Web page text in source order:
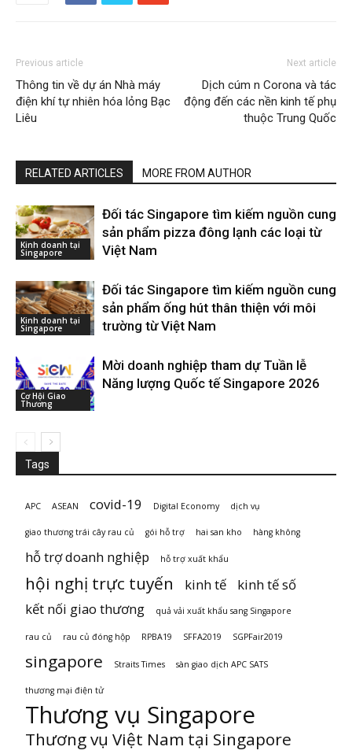
Previous article
Thông tin về dự án Nhà máy
điện khí tự nhiên hóa lỏng Bạc
Liêu
Next article
Dịch cúm n Corona và tác
động đến các nền kinh tế phụ
thuộc Trung Quốc
RELATED ARTICLES MORE FROM AUTHOR
Kinh doanh tại
Singapore
Đối tác Singapore tìm kiếm nguồn cung
sản phẩm pizza đông lạnh các loại từ
Việt Nam
Kinh doanh tại
Singapore
Đối tác Singapore tìm kiếm nguồn cung
sản phẩm ống hút thân thiện với môi
trường từ Việt Nam
Cơ Hội Giao
Thương
Mời doanh nghiệp tham dự Tuần lễ
Năng lượng Quốc tế Singapore 2026
Tags
APC ASEAN covid-19 Digital Economy dịch vụ
giao thương trái cây rau củ gói hỗ trợ hai san kho hàng không
hỗ trợ doanh nghiệp hỗ trợ xuất khẩu
hội nghị trực tuyến kinh tế
kinh tế số
kết nối giao thương
quả vải xuất khẩu sang Singapore
rau củ rau củ đóng hộp RPBA19 SFFA2019 SGPFair2019
singapore Straits Times sàn giao dịch APC SATS
thương mại điện tử
Thương vụ Singapore
Thương vụ Việt Nam tại Singapore